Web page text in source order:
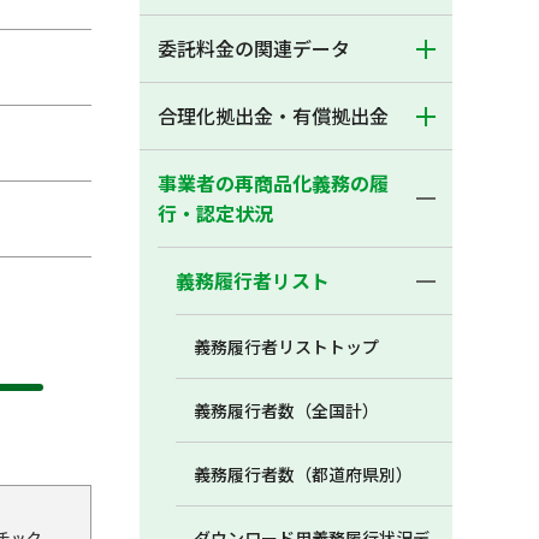
委託料金の関連データ
合理化拠出金・有償拠出金
事業者の再商品化義務の履
行・認定状況
義務履行者リスト
義務履行者リストトップ
義務履行者数（全国計）
義務履行者数（都道府県別）